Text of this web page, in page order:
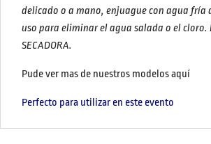
delicado o a mano, enjuague con agua fría
uso para eliminar el agua salada o el cloro.
SECADORA.
Pude ver mas de nuestros modelos aquí
Perfecto para utilizar en este evento